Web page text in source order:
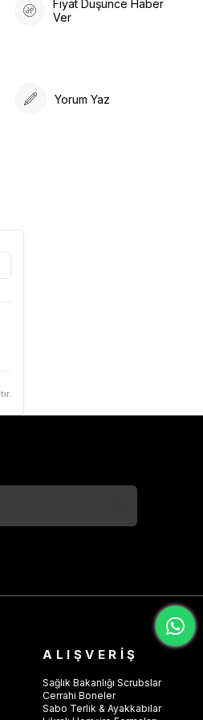
Fiyat Düşünce Haber
Ver
Yorum Yaz
ALIŞVERİŞ
Sağlık Bakanlığı Scrubslar
Cerrahi Boneler
Sabo Terlik & Ayakkabılar